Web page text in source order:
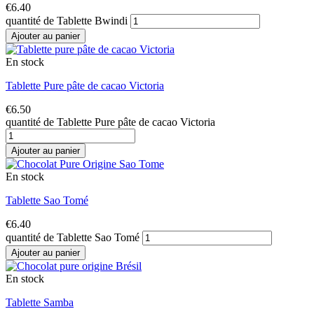
€6.40
quantité de Tablette Bwindi
Ajouter au panier
En stock
Tablette Pure pâte de cacao Victoria
€6.50
quantité de Tablette Pure pâte de cacao Victoria
Ajouter au panier
En stock
Tablette Sao Tomé
€6.40
quantité de Tablette Sao Tomé
Ajouter au panier
En stock
Tablette Samba